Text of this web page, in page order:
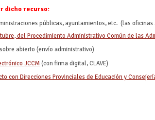
dicho recurso:
públicas, ayuntamientos, etc. (las
del Procedimiento Administrativo Común de las
abierto (envío administrativo)
JCCM (con firma digital, CLAVE)
con Direcciones Provinciales de Educación y